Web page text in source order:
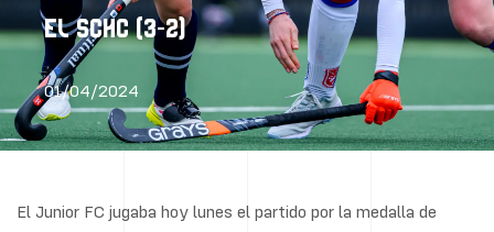
EL SCHC (3-2)
01/04/2024
El Junior FC jugaba hoy lunes el partido por la medalla de